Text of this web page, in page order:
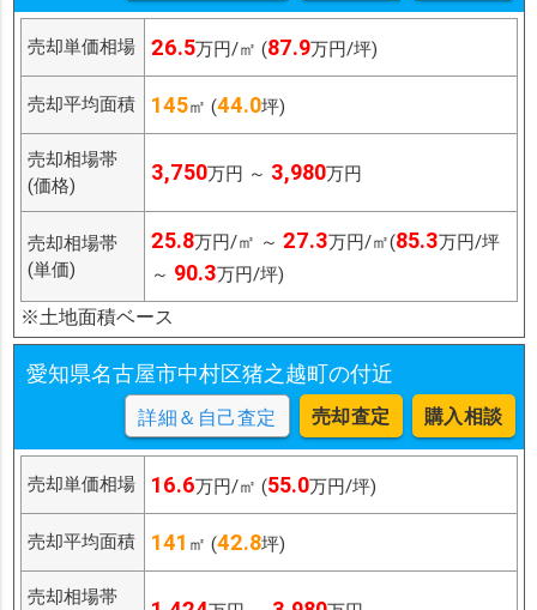
売却単価相場 26.5万円/㎡ (87.9万円/坪)
売却平均面積 145㎡ (44.0坪)
売却相場帯
(価格)
3,750万円 ～ 3,980万円
売却相場帯
(単価)
25.8万円/㎡ ～ 27.3万円/㎡(85.3万円/坪
～ 90.3万円/坪)
※土地面積ベース
愛知県名古屋市中村区猪之越町の付近
詳細＆自己査定 売却査定 購入相談
売却単価相場 16.6万円/㎡ (55.0万円/坪)
売却平均面積 141 ㎡ (42.8坪)
売却相場帯